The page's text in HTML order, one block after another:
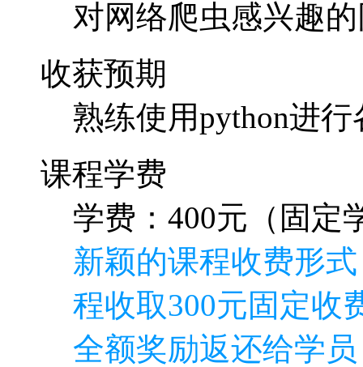
对网络爬虫感兴趣
收获预期
熟练使用python进
课程学费
学费：400元（固定
新颖的课程收费形
程收取300元固定收
全额奖励返还给学